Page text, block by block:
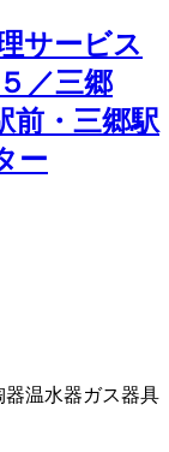
サービス
／三郷
前・三郷駅
ー
器温水器ガス器具